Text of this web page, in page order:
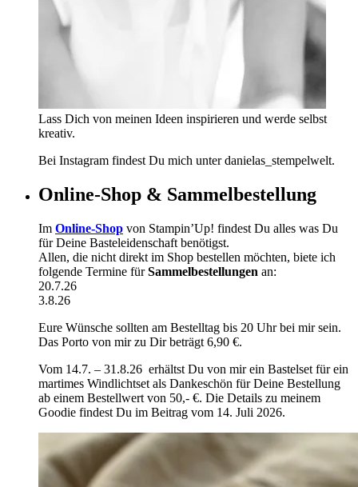
Lass Dich von meinen Ideen inspirieren und werde selbst
kreativ.
Bei Instagram findest Du mich unter danielas_stempelwelt.
Online-Shop & Sammelbestellung
Im Online-Shop von Stampin’Up! findest Du alles was Du
für Deine Basteleidenschaft benötigst.
Allen, die nicht direkt im Shop bestellen möchten, biete ich
folgende Termine fürSammelbestellungen an:
20.7.26
3.8.26
Eure Wünsche sollten am Bestelltag bis 20 Uhr bei mir sein.
Das Porto von mir zu Dir beträgt 6,90 €.
Vom 14.7. – 31.8.26 erhältst Du von mir ein Bastelset für ein
martimes Windlichtset als Dankeschön für Deine Bestellung
ab einem Bestellwert von 50,- €. Die Details zu meinem
Goodie findest Du im Beitrag vom 14. Juli 2026.